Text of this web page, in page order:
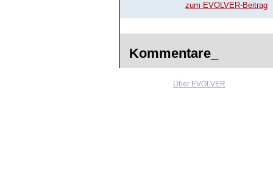
zum EVOLVER-Beitrag
Kommentare_
Über EVOLVER